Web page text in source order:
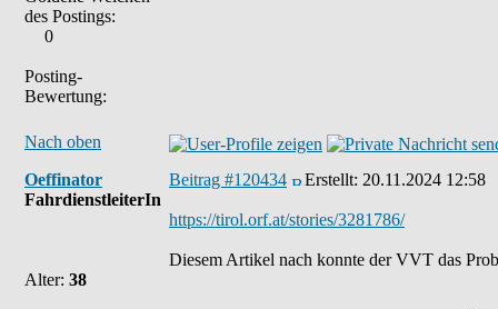
des Postings:
0
Posting-
Bewertung:
Nach oben
Oeffinator
FahrdienstleiterIn
Alter: 38
Beitrag #120434 Erstellt: 20.11.2024 12:58
https://tirol.orf.at/stories/3281786/
Diesem Artikel nach konnte der VVT das